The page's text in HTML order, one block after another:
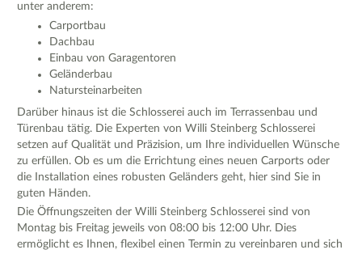
unter anderem:
Carportbau
Dachbau
Einbau von Garagentoren
Geländerbau
Natursteinarbeiten
Darüber hinaus ist die Schlosserei auch im Terrassenbau und
Türenbau tätig. Die Experten von Willi Steinberg Schlosserei
setzen auf Qualität und Präzision, um Ihre individuellen Wünsche
zu erfüllen. Ob es um die Errichtung eines neuen Carports oder
die Installation eines robusten Geländers geht, hier sind Sie in
guten Händen.
Die Öffnungszeiten der Willi Steinberg Schlosserei sind von
Montag bis Freitag jeweils von 08:00 bis 12:00 Uhr. Dies
ermöglicht es Ihnen, flexibel einen Termin zu vereinbaren und sich